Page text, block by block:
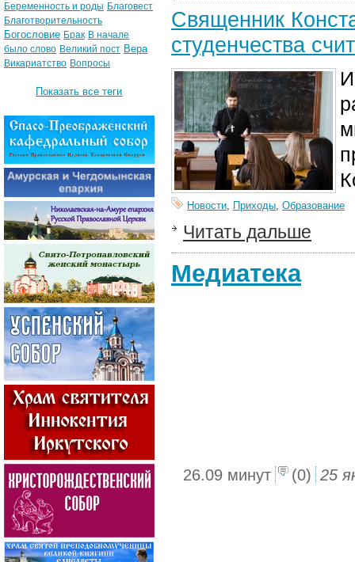
Священник
студенчества
Новости, Приходы, Образование
Читать дальше
Медиатека
26.09 минут (0) 25
Беременность и роды Благовест
Благотворительность
Богословие Брак В начале
было слово Великий пост Вера
Викариатство Вопросы
Показать все теги